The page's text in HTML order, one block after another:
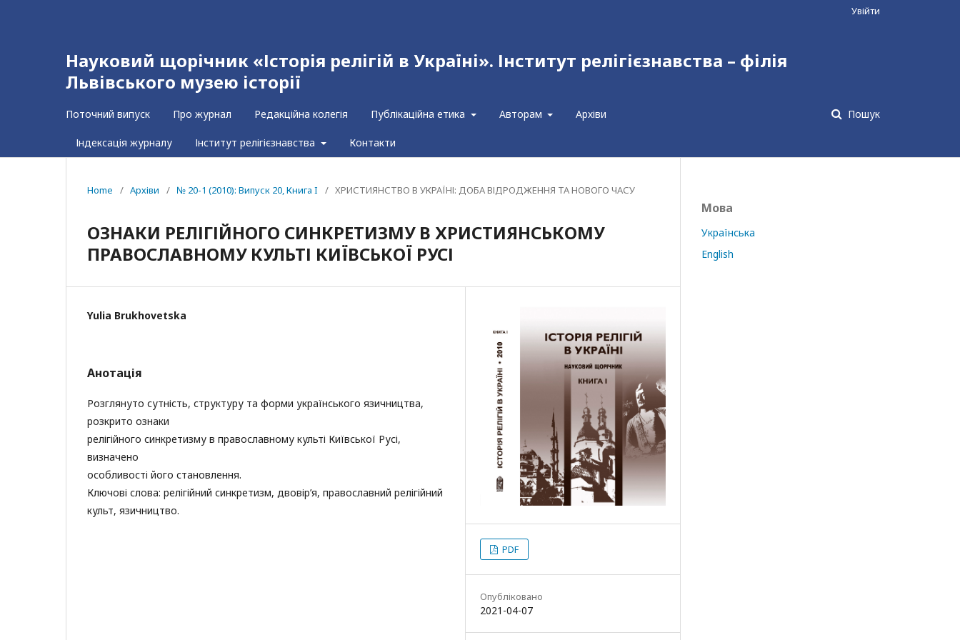
Науковий щорічник «Історія релігій в Україні». Інститут релігієзнавства – філія
Львівського музею історії
Поточний випуск Про журнал Редакційна колегія Публікаційна етика Авторам Архіви
Індексація журналу Інститут релігієзнавства Контакти
Пошук
Увійти
Home / Архіви / № 20-1 (2010): Випуск 20, Книга I / ХРИСТИЯНСТВО В УКРАЇНІ: ДОБА ВІДРОДЖЕННЯ ТА НОВОГО ЧАСУ
ОЗНАКИ РЕЛІГІЙНОГО СИНКРЕТИЗМУ В ХРИСТИЯНСЬКОМУ
ПРАВОСЛАВНОМУ КУЛЬТІ КИЇВСЬКОЇ РУСІ
Yulia Brukhovetska
Анотація
Розглянуто сутність, структуру та форми українського язичництва,
розкрито ознаки
релігійного синкретизму в православному культі Київської Русі,
визначено
особливості його становлення.
Ключові слова: релігійний синкретизм, двовір’я, православний релігійний
культ, язичництво.
PDF
Опубліковано
2021-04-07
Мова
Українська
English